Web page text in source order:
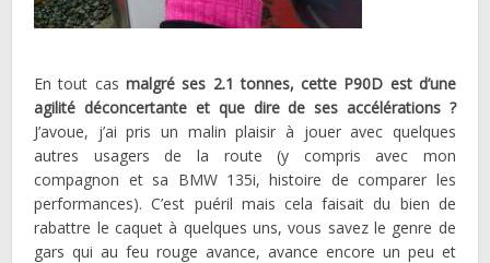
En tout cas malgré ses 2.1 tonnes, cette P90D est d’une
agilité déconcertante et que dire de ses accélérations ?
J’avoue, j’ai pris un malin plaisir à jouer avec quelques
autres usagers de la route (y compris avec mon
compagnon et sa BMW 135i, histoire de comparer les
performances). C’est puéril mais cela faisait du bien de
rabattre le caquet à quelques uns, vous savez le genre de
gars qui au feu rouge avance, avance encore un peu et